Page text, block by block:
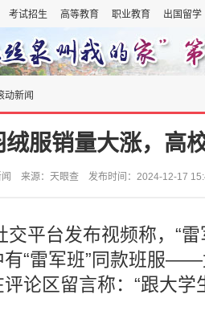
考试招生 高等教育 职业教育 出国留学
动新闻
服销量大涨，高
来源：天眼查 发布时间：2024-12-17
交平台发布视频称，“
有“雷军班”同款班服
论区留言称：“跟大学